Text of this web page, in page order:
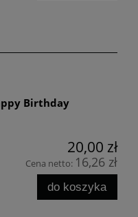
Birthday
20,00 zł
Cena netto: 16,26 zł
do koszyka